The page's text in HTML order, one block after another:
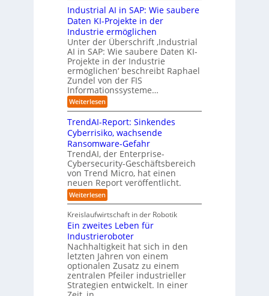
i
s
i
e
r
u
n
g
s
s
E
c
y
s
t
e
m
v
o
n
F
o
r
m
w
a
s
b
e
i
h
s
t
w
e
i
t
e
r
s
s
r
a
u
e
n
g
e
g
e
n
ü
b
e
r
n
i
c
h
t
-
e
u
r
o
p
a
r
s
h
l
f
t
b
e
i
d
e
r
O
r
i
e
n
t
i
e
r
u
n
g
Industrial AI in SAP: Wie saubere
Daten KI-Projekte in der
Industrie ermöglichen
Unter der Überschrift ‚Industrial
AI in SAP: Wie saubere Daten KI-
Projekte in der Industrie
ermöglichen‘ beschreibt Raphael
Zundel von der FIS
Informationssysteme…
Weiterlesen:
I
n
d
u
s
t
r
i
a
l
A
I
n
S
A
P
:
W
i
e
s
TrendAI-Report: Sinkendes
Cyberrisiko, wachsende
Ransomware-Gefahr
TrendAI, der Enterprise-
Cybersecurity-Geschäftsbereich
von Trend Micro, hat einen
neuen Report veröffentlicht.
Weiterlesen:
T
e
n
d
A
I
-
R
e
p
Kreislaufwirtschaft in der Robotik
Ein zweites Leben für
Industrieroboter
Nachhaltigkeit hat sich in den
letzten Jahren von einem
optionalen Zusatz zu einem
zentralen Pfeiler industrieller
Strategien entwickelt. In einer